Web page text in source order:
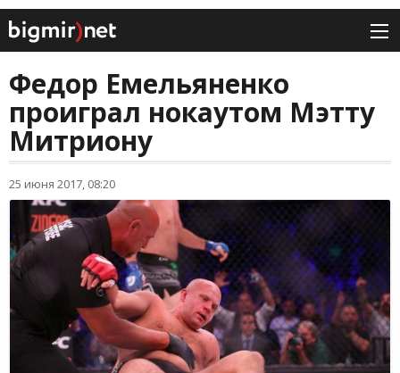
Федор Емельяненко
проиграл нокаутом Мэтту
Митриону
25 июня 2017, 08:20